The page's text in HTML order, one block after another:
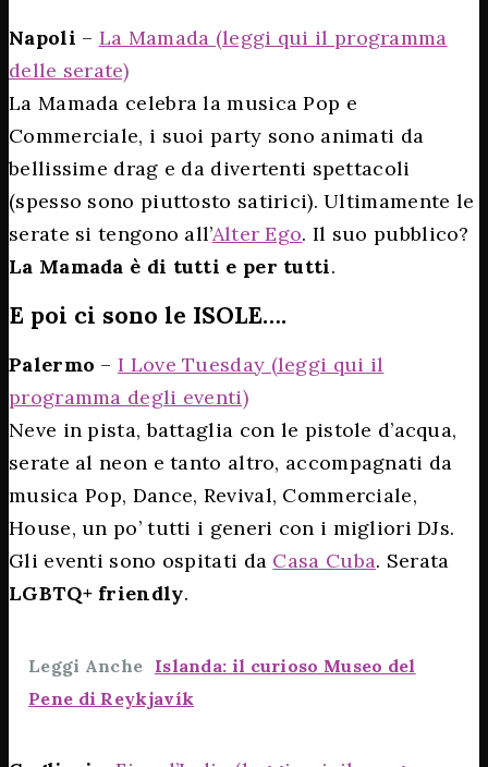
Napoli – La Mamada (leggi qui il programma
delle serate)
La Mamada celebra la musica Pop e
Commerciale, i suoi party sono animati da
bellissime drag e da divertenti spettacoli
(spesso sono piuttosto satirici). Ultimamente le
serate si tengono all’Alter Ego. Il suo pubblico?
La Mamada è di tutti e per tutti.
E poi ci sono le ISOLE….
Palermo –I Love Tuesday (leggi qui il
programma degli eventi)
Neve in pista, battaglia con le pistole d’acqua,
serate al neon e tanto altro, accompagnati da
musica Pop, Dance, Revival, Commerciale,
House, un po’ tutti i generi con i migliori DJs.
Gli eventi sono ospitati da Casa Cuba. Serata
LGBTQ+ friendly.
Leggi Anche Islanda: il curioso Museo del
Pene di Reykjavík